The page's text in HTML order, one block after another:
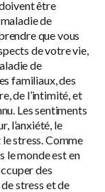
être
de
que vous
de votre vie,
de
familiaux, des
de l’intimité, et
Les sentiments
l’anxiété, le
stress. Comme
le monde est en
des
stress et de